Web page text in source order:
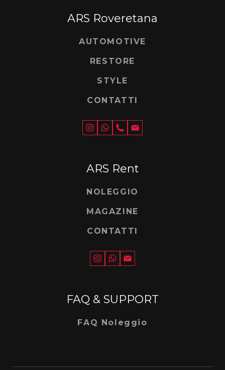
ARS Roveretana
AUTOMOTIVE
RESTORE
STYLE
CONTATTI
ARS Rent
NOLEGGIO
MAGAZINE
CONTATTI
FAQ & SUPPORT
FAQ Noleggio